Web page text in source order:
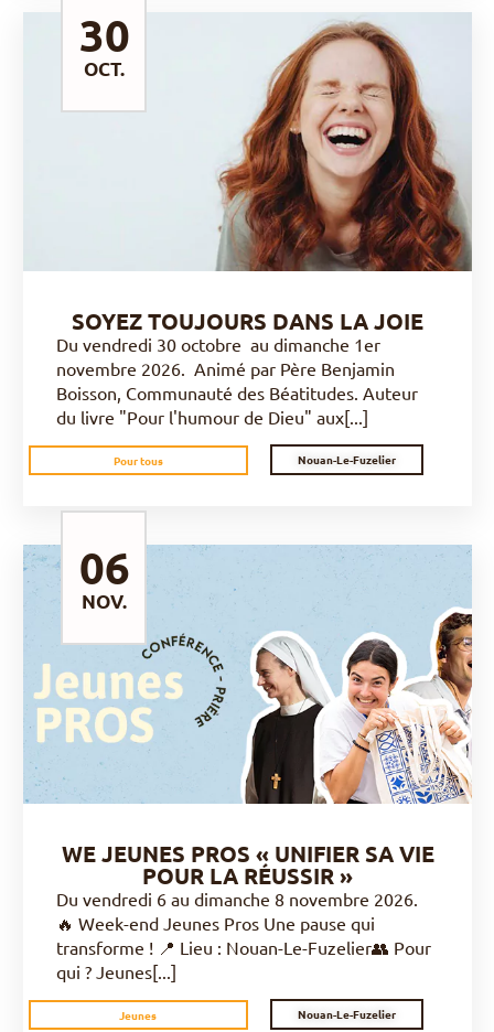
OCT.
DÉCOUVRIR
SOYEZ TOUJOURS DANS LA JOIE
Du vendredi 30 octobre au dimanche 1er
novembre 2026. Animé par Père Benjamin
Boisson, Communauté des Béatitudes. Auteur
du livre "Pour l'humour de Dieu" aux[...]
Pour tous Nouan-Le-Fuzelier
30
NOV.
DÉCOUVRIR
WE JEUNES PROS « UNIFIER SA VIE
POUR LA RÉUSSIR »
Du vendredi 6 au dimanche 8 novembre 2026.
🔥 Week-end Jeunes Pros Une pause qui
transforme ! 📍 Lieu : Nouan-Le-Fuzelier👥 Pour
qui ? Jeunes[...]
Jeunes Nouan-Le-Fuzelier
06